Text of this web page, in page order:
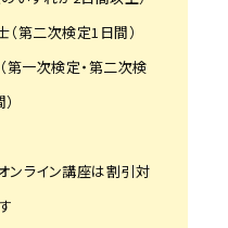
第二次検定1日間）
第一次検定・第二次検
ンライン講座は割引対